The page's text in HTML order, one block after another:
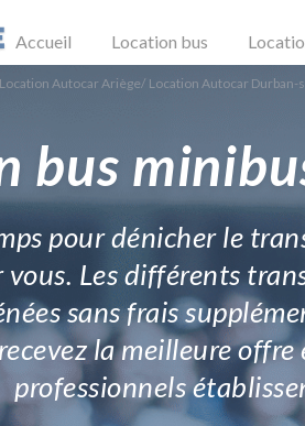
Accueil Location bus
Location Autocar Ariège/ Location Autocar Durban-
bus
pour dénicher le
vous. Les différents
sans frais
la meilleure
professionnels